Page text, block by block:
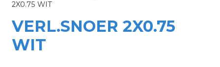
2X0.75 WIT
VERL.SNOER 2X0.75
WIT